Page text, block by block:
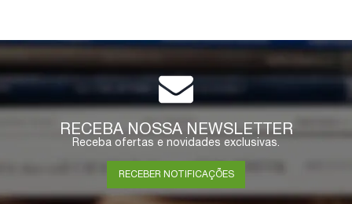
RECEBA NOSSA NEWSLETTER
Receba ofertas e novidades exclusivas.
RECEBER NOTIFICAÇÕES